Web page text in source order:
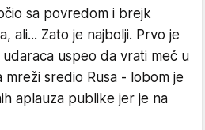
sa povredom i brejk
ali... Zato je najbolji. Prvo je
udaraca uspeo da vrati meč u
sredio Rusa - lobom je
aplauza publike jer je na